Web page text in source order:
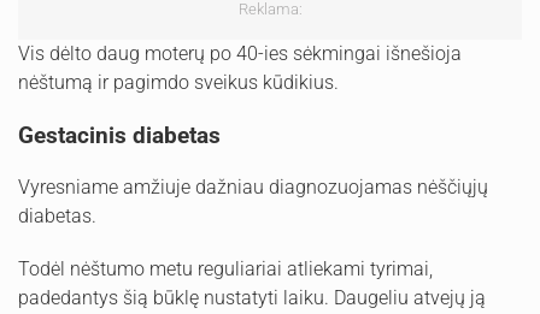
Reklama:
Vis dėlto daug moterų po 40-ies sėkmingai išnešioja
nėštumą ir pagimdo sveikus kūdikius.
Gestacinis diabetas
Vyresniame amžiuje dažniau diagnozuojamas nėščiųjų
diabetas.
Todėl nėštumo metu reguliariai atliekami tyrimai,
padedantys šią būklę nustatyti laiku. Daugeliu atvejų ją